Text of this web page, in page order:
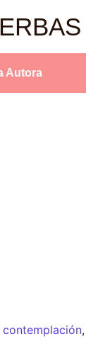
Autora
contemplación,